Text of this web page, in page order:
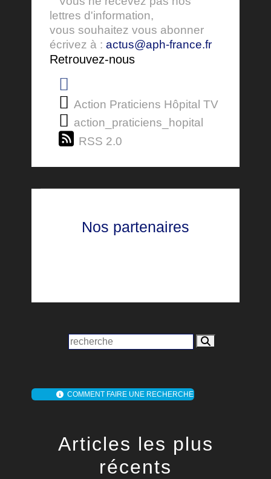
lettres d'information,
vous souhaitez vous abonner
écrivez à : actus@aph-france.fr
Retrouvez-nous
Action Praticiens Hôpital TV
action_praticiens_hopital
RSS 2.0
Nos partenaires
COMMENT FAIRE UNE RECHERCHE
Articles les plus
récents